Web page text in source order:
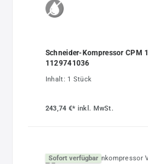
Schneider-Kompressor CPM
1129741036
Inhalt: 1 Stück
243,74 €* inkl. MwSt.
Sofort verfügbar